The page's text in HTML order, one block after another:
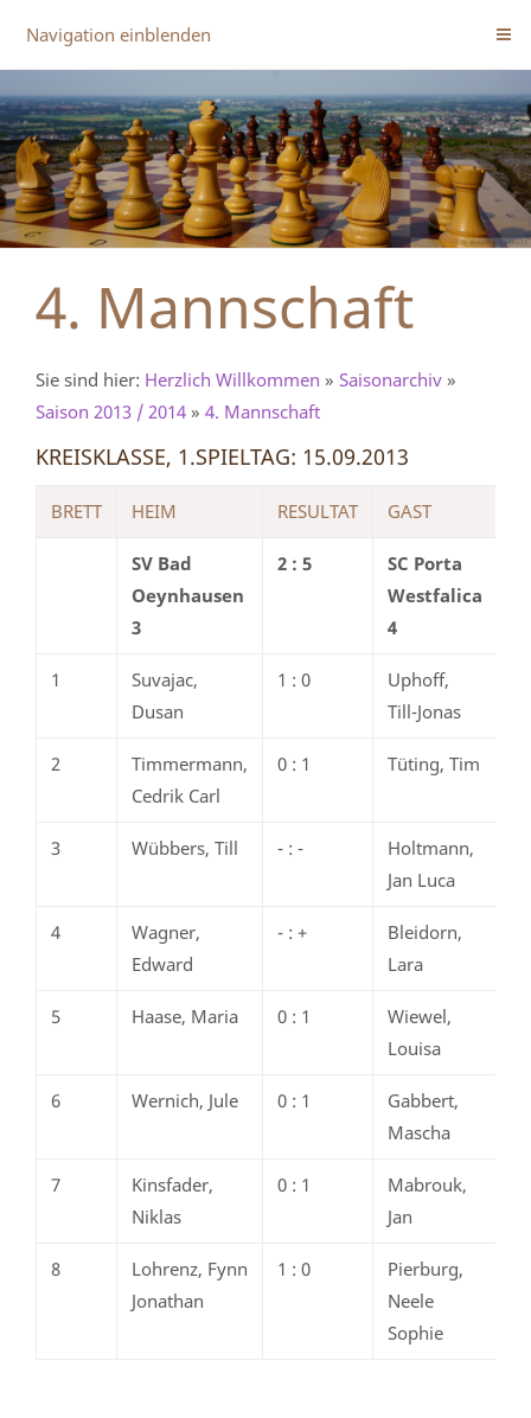
Navigation einblenden
4. Mannschaft
Sie sind hier: Herzlich Willkommen » Saisonarchiv »
Saison 2013 / 2014 » 4. Mannschaft
KREISKLASSE, 1.SPIELTAG: 15.09.2013
BRETT HEIM RESULTAT GAST
SV Bad
Oeynhausen
3
2 : 5
SC Porta
Westfalica
4
1
Suvajac,
Dusan
1 : 0
Uphoff,
Till-Jonas
2
Timmermann,
Cedrik Carl
0 : 1 Tüting, Tim
3 Wübbers, Till - : -
Holtmann,
Jan Luca
4
Wagner,
Edward
- : +
Bleidorn,
Lara
5 Haase, Maria 0 : 1
Wiewel,
Louisa
6 Wernich, Jule 0 : 1
Gabbert,
Mascha
7
Kinsfader,
Niklas
0 : 1
Mabrouk,
Jan
8
Lohrenz, Fynn
Jonathan
1 : 0
Pierburg,
Neele
Sophie